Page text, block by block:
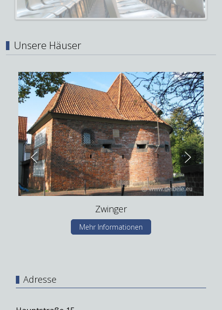
Unsere Häuser
Zwinger
Mehr Informationen
Adresse